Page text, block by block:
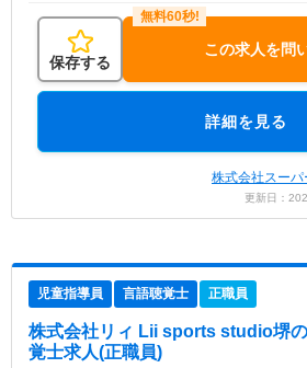
保存する
この求人を問
詳細を見る
株式会社スー
更新日：
児童指導員 言語聴覚士 正職員
株式会社リィ Lii sports studio堺
覚士求人(正職員)